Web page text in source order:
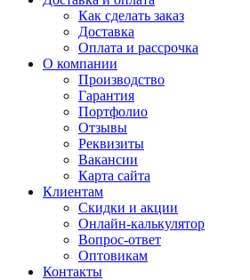
Как сделать заказ
Доставка
Оплата и рассрочка
О компании
Производство
Гарантия
Портфолио
Отзывы
Реквизиты
Вакансии
Карта сайта
Клиентам
Скидки и акции
Онлайн-калькулятор
Вопрос-ответ
Оптовикам
Контакты